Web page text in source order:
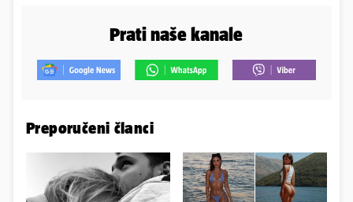
Prati naše kanale
Preporučeni članci